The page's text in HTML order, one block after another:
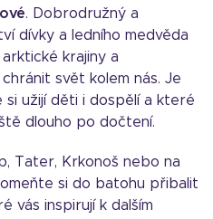
. Dobrodružný a
dívky a ledního medvěda
krajiny a
svět kolem nás. Je
užijí děti i dospělí a které
dlouho po dočtení.
Tater, Krkonoš nebo na
si do batohu přibalit
vás inspirují k dalším